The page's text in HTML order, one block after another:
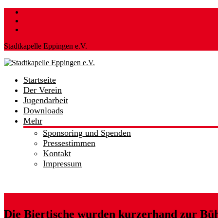
Skip
content
Stadtkapelle Eppingen e.V.
Stadtkapelle
Eppingen
e.V.
Startseite
Der Verein
Jugendarbeit
Downloads
Mehr
Sponsoring und Spenden
Pressestimmen
Kontakt
Impressum
Die Biertische wurden kurzerhand zur